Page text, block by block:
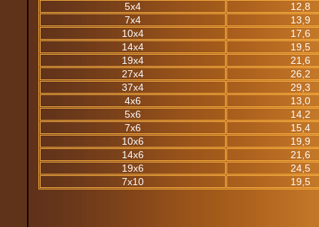
5х4
12,8
7х4
13,9
10х4
17,6
14х4
19,5
19х4
21,6
27х4
26,2
37х4
29,3
4х6
13,0
5х6
14,2
7х6
15,4
10х6
19,9
14х6
21,6
19х6
24,5
7х10
19,5